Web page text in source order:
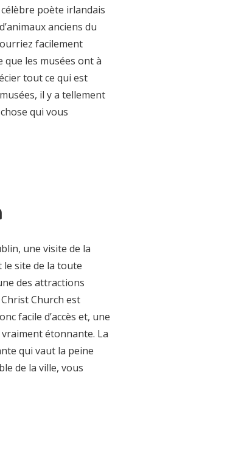
poète irlandais
anciens du
facilement
les musées ont à
tout ce qui est
il y a tellement
qui vous
une visite de la
le site de la toute
des attractions
Church est
facile d’accès et, une
étonnante. La
qui vaut la peine
de la ville, vous